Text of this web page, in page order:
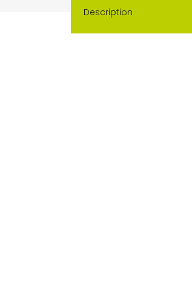
Description